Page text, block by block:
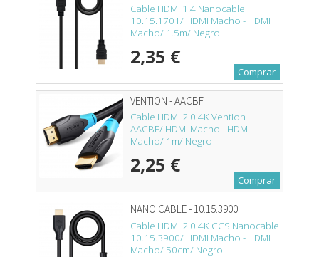
Cable HDMI 1.4 Nanocable
10.15.1701/ HDMI Macho - HDMI
Macho/ 1.5m/ Negro
2,35 €
Comprar
VENTION - AACBF
Cable HDMI 2.0 4K Vention
AACBF/ HDMI Macho - HDMI
Macho/ 1m/ Negro
2,25 €
Comprar
NANO CABLE - 10.15.3900
Cable HDMI 2.0 4K CCS Nanocable
10.15.3900/ HDMI Macho - HDMI
Macho/ 50cm/ Negro